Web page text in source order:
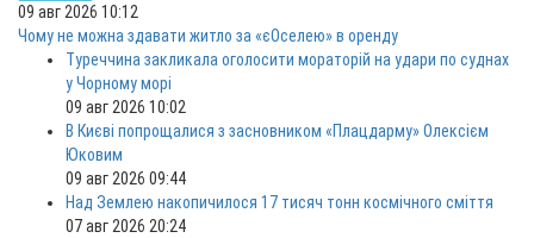
09 авг 2026 10:12
Чому не можна здавати житло за «єОселею» в оренду
Туреччина закликала оголосити мораторій на удари по суднах
у Чорному морі
09 авг 2026 10:02
В Києві попрощалися з засновником «Плацдарму» Олексієм
Юковим
09 авг 2026 09:44
Над Землею накопичилося 17 тисяч тонн космічного сміття
07 авг 2026 20:24